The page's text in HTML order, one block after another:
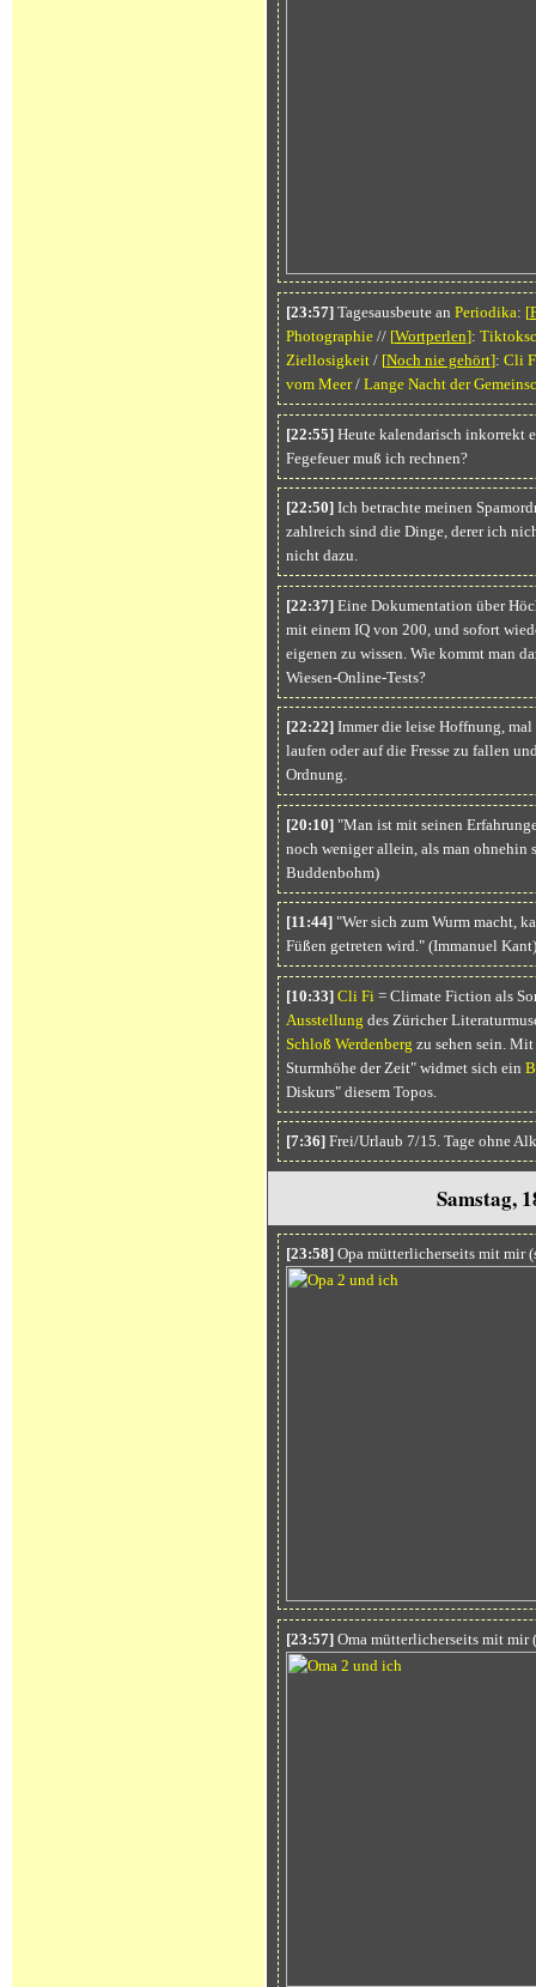
[23:57]Tagesausbeute an Periodika: [
Photographie// [Wortperlen]:
Ziellosigkeit/ [Noch nie gehört]: Cli
vom Meer/ Lange Nacht der
[22:55]Heute kalendarisch inkorrekt
Fegefeuer muß ich rechnen?
[22:50]Ich betrachte meinen
zahlreich sind die Dinge, derer ich
nicht dazu.
[22:37]Eine Dokumentation über
mit einem IQ von 200, und sofort
eigenen zu wissen. Wie kommt man
Wiesen-Online-Tests?
[22:22]Immer die leise Hoffnung,
laufen oder auf die Fresse zu fallen
Ordnung.
[20:10]"Man ist mit seinen
noch weniger allein, als man
Buddenbohm)
[11:44]"Wer sich zum Wurm macht,
Füßen getreten wird." (Immanuel Kant)
[10:33] Cli Fi = Climate Fiction als
Ausstellung des Züricher
Schloß Werdenberg zu sehen sein.
Sturmhöhe der Zeit" widmet sich ein
Diskurs" diesem Topos.
[7:36]Frei/Urlaub 7/15. Tage ohne
Samstag,
[23:58]Opa mütterlicherseits mit mir
[23:57]Oma mütterlicherseits mit mir